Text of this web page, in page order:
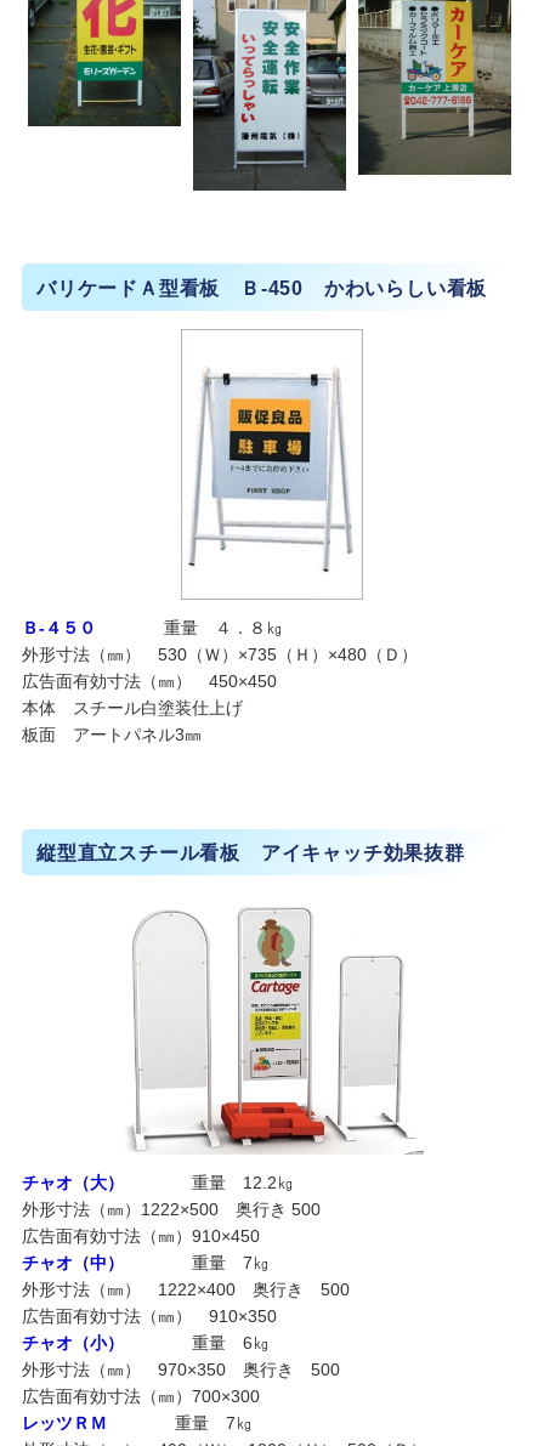
バリケードＡ型看板 Ｂ-450 かわいらしい看板
Ｂ-４５０
重量 ４．８㎏
外形寸法（㎜） 530（Ｗ）×735（Ｈ）×480（Ｄ）
広告面有効寸法（㎜） 450×450
本体 スチール白塗装仕上げ
板面 アートパネル3㎜
縦型直立スチール看板 アイキャッチ効果抜群
チャオ（大）
重量 12.2㎏
外形寸法（㎜）1222×500 奥行き 500
広告面有効寸法（㎜）910×450
チャオ（中）
重量 7㎏
外形寸法（㎜） 1222×400 奥行き 500
広告面有効寸法（㎜） 910×350
チャオ（小）
重量 6㎏
外形寸法（㎜） 970×350 奥行き 500
広告面有効寸法（㎜）700×300
レッツＲＭ 重量 7㎏